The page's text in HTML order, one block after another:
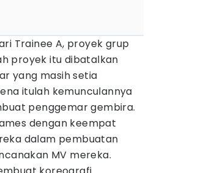
Trainee A, proyek grup
proyek itu dibatalkan
yang masih setia
itulah kemunculannya
penggemar gembira.
dengan keempat
dalam pembuatan
MV mereka.